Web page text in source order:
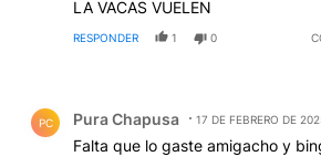
LA VACAS VUELEN
RESPONDER 1 0
PC Pura Chapusa 17 DE FEBRERO DE
Falta que lo gaste amigacho y